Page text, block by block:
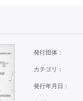
発行団体：
カテゴリ：
発行年月日：